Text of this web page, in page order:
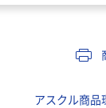
アスクル商品